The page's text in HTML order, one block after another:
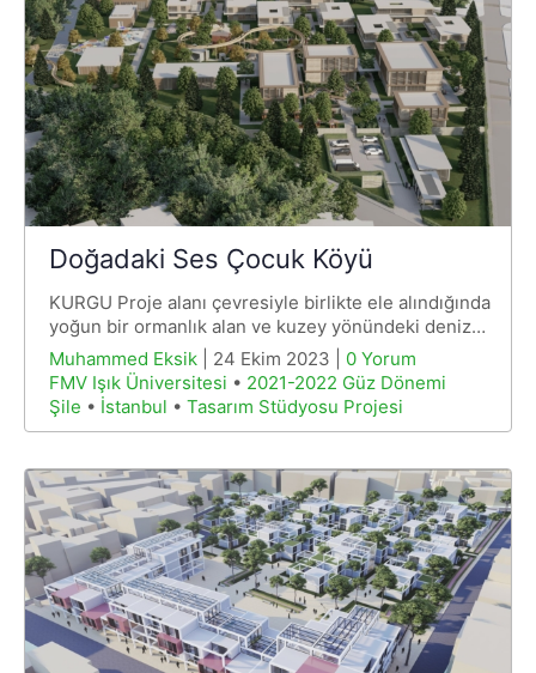
Doğadaki Ses Çocuk Köyü
KURGU Proje alanı çevresiyle birlikte ele alındığında
yoğun bir ormanlık alan ve kuzey yönündeki deniz…
Muhammed Eksik | 24 Ekim 2023 | 0 Yorum
FMV Işık Üniversitesi • 2021-2022 Güz Dönemi
Şile • İstanbul • Tasarım Stüdyosu Projesi